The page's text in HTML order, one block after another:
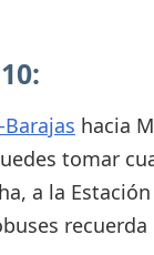
hacia
tomar
a la